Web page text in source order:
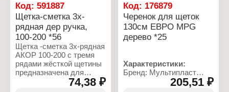
Код: 591887
Щетка-сметка 3х-
рядная дер ручка,
100-200 *56
Щетка -сметка 3х-рядная
АКОР 100-200 с тремя
рядами жёсткой щетины
предназначена для
уборки мусора, пыли и
паутины с различных
74,38 ₽
Код: 176879
Черенок для щеток
130см ЕВРО MPG
дерево *25
Характеристики:
Бренд: Мультипласт
Модель: ЕВРО MPG
Тип товара: Черенок
205,51 ₽